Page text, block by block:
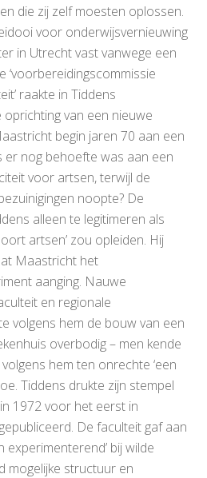
die zij zelf moesten oplossen.
voor onderwijsvernieuwing
in Utrecht vast vanwege een
‘voorbereidingscommissie
raakte in Tiddens
van een nieuwe
begin jaren 70 aan een
er nog behoefte was aan een
voor artsen, terwijl de
noopte? De
alleen te legitimeren als
artsen’ zou opleiden. Hij
Maastricht het
aanging. Nauwe
en regionale
volgens hem de bouw van een
overbodig – men kende
hem ten onrechte ‘een
Tiddens drukte zijn stempel
1972 voor het eerst in
De faculteit gaf aan
experimenterend’ bij wilde
mogelijke structuur en